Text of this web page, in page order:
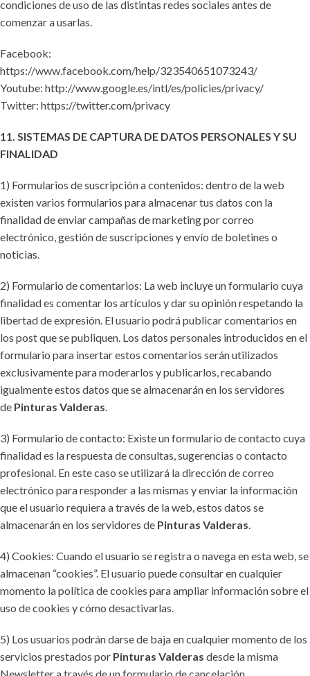
condiciones de uso de las distintas redes sociales antes de
comenzar a usarlas.
Facebook:
https://www.facebook.com/help/323540651073243/
Youtube: http://www.google.es/intl/es/policies/privacy/
Twitter: https://twitter.com/privacy
11. SISTEMAS DE CAPTURA DE DATOS PERSONALES Y SU
FINALIDAD
1) Formularios de suscripción a contenidos: dentro de la web
existen varios formularios para almacenar tus datos con la
finalidad de enviar campañas de marketing por correo
electrónico, gestión de suscripciones y envío de boletines o
noticias.
2) Formulario de comentarios: La web incluye un formulario cuya
finalidad es comentar los artículos y dar su opinión respetando la
libertad de expresión. El usuario podrá publicar comentarios en
los post que se publiquen. Los datos personales introducidos en el
formulario para insertar estos comentarios serán utilizados
exclusivamente para moderarlos y publicarlos, recabando
igualmente estos datos que se almacenarán en los servidores
de Pinturas Valderas.
3) Formulario de contacto: Existe un formulario de contacto cuya
finalidad es la respuesta de consultas, sugerencias o contacto
profesional. En este caso se utilizará la dirección de correo
electrónico para responder a las mismas y enviar la información
que el usuario requiera a través de la web, estos datos se
almacenarán en los servidores de Pinturas Valderas.
4) Cookies: Cuando el usuario se registra o navega en esta web, se
almacenan “cookies”. El usuario puede consultar en cualquier
momento la política de cookies para ampliar información sobre el
uso de cookies y cómo desactivarlas.
5) Los usuarios podrán darse de baja en cualquier momento de los
servicios prestados por Pinturas Valderas desde la misma